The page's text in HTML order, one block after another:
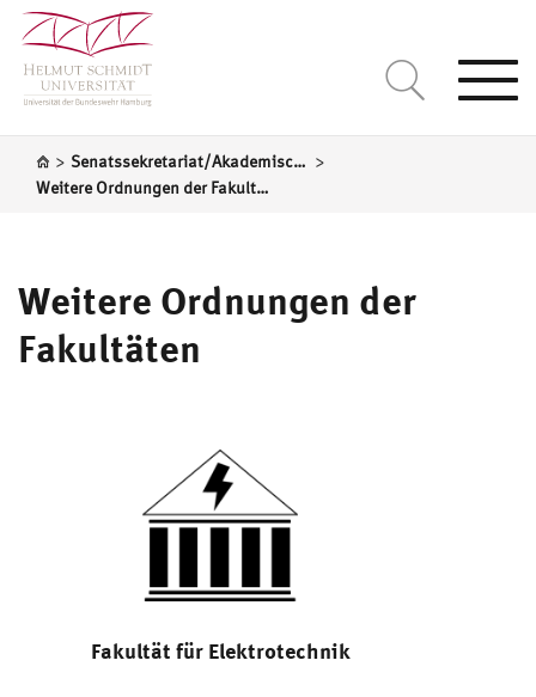
> Senatssekretariat/Akademische Selbstverwaltung >
Weitere Ordnungen der Fakultäten
Weitere Ordnungen der
Fakultäten
Fakultät für Elektrotechnik